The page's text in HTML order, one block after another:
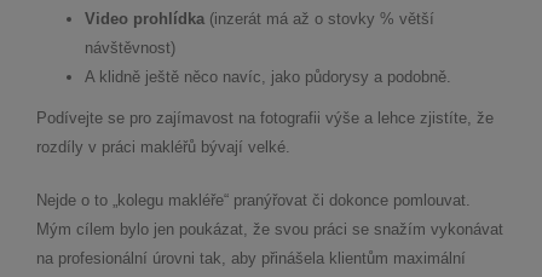
Video prohlídka (inzerát má až o stovky % větší
návštěvnost)
A klidně ještě něco navíc, jako půdorysy a podobně.
Podívejte se pro zajímavost na fotografii výše a lehce zjistíte, že
rozdíly v práci makléřů bývají velké.
Nejde o to „kolegu makléře“ pranýřovat či dokonce pomlouvat.
Mým cílem bylo jen poukázat, že svou práci se snažím vykonávat
na profesionální úrovni tak, aby přinášela klientům maximální